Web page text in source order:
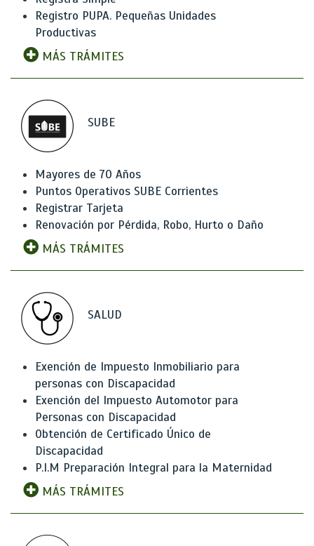
Registro PUPA. Pequeñas Unidades
Productivas
MÁS TRÁMITES
SUBE
Mayores de 70 Años
Puntos Operativos SUBE Corrientes
Registrar Tarjeta
Renovación por Pérdida, Robo, Hurto o Daño
MÁS TRÁMITES
SALUD
Exención de Impuesto Inmobiliario para
personas con Discapacidad
Exención del Impuesto Automotor para
Personas con Discapacidad
Obtención de Certificado Único de
Discapacidad
P.I.M Preparación Integral para la Maternidad
MÁS TRÁMITES